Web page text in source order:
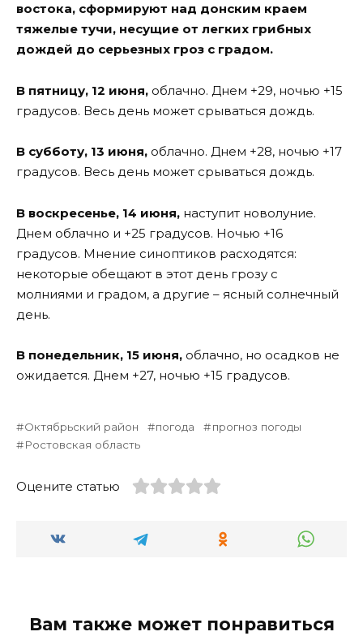
востока, сформируют над донским краем
тяжелые тучи, несущие от легких грибных
дождей до серьезных гроз с градом.
В пятницу, 12 июня, облачно. Днем +29, ночью +15
градусов. Весь день может срываться дождь.
В субботу, 13 июня, облачно. Днем +28, ночью +17
градусов. Весь день может срываться дождь.
В воскресенье, 14 июня, наступит новолуние.
Днем облачно и +25 градусов. Ночью +16
градусов. Мнение синоптиков расходятся:
некоторые обещают в этот день грозу с
молниями и градом, а другие – ясный солнечный
день.
В понедельник, 15 июня, облачно, но осадков не
ожидается. Днем +27, ночью +15 градусов.
Октябрьский район погода
прогноз погоды
Ростовская область
Оцените статью
Вам также может понравиться